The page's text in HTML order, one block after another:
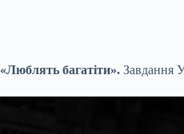
«Люблять багатіти». Завдання